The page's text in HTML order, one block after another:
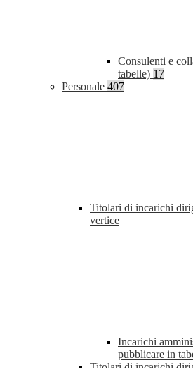
Consulenti e
tabelle) 17
Personale 407
Titolari di incarichi
vertice
Incarichi
pubblicare in